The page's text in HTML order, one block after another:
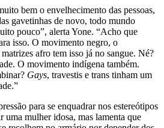
bem o envelhecimento das pessoas,
gavetinhas de novo, todo mundo
pouco”, alerta Yone. “Acho que
isso. O movimento negro, o
afro tem isso já no sangue. Né?
O movimento indígena também.
Gays, travestis e trans tinham um
para se enquadrar nos estereótipos
uma mulher idosa, mas lamenta que